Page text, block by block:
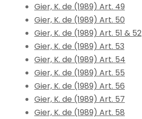
Gier, K. de (1989) Art. 49
Gier, K. de (1989) Art. 50
Gier, K. de (1989) Art. 51 & 52
Gier, K. de (1989) Art. 53
Gier, K. de (1989) Art. 54
Gier, K. de (1989) Art. 55
Gier, K. de (1989) Art. 56
Gier, K. de (1989) Art. 57
Gier, K. de (1989) Art. 58